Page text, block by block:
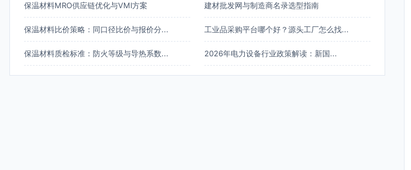
保温材料MRO供应链优化与VMI方案
保温材料比价策略：同口径比价与报价分...
保温材料质检标准：防火等级与导热系数...
建材批发网与制造商名录选型指南
工业品采购平台哪个好？源头工厂怎么找...
2026年电力设备行业政策解读：新国...